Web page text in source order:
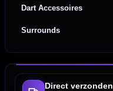
Dart Accessoires
Surrounds
Direct verzonden